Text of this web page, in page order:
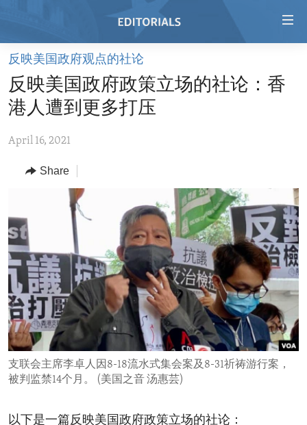
Skip
main
content
to
Navigation
Search
HOME
VIDEO
REGIONS
AFRICA
AMERICAS
ASIA
EUROPE
MIDDLE EAST
TOPICS
HUMAN RIGHTS
SECURITY AND DEFENSE
AID AND DEVELOPMENT
DEMOCRACY AND GOVERNANCE
ECONOMY AND TRADE
ENVIRONMENT AND HEALTH
IDEALS AND INSTITUTIONS
ABOUT US
FOLLOW US
反映美国政府观点的社论
反映美国政府政策立场的社论：香
港人遭到更多打压
April 16, 2021
Share
支联会主席李卓人因8-18流水式集会案及8-31祈祷游行案，
被判监禁14个月。 (美国之音 汤惠芸)
以下是一篇反映美国政府政策立场的社论：